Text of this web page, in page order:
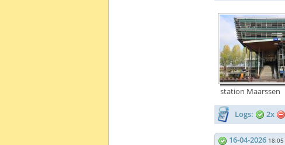
station Maarssen
Logs: 2x
16-04-2026 18:05